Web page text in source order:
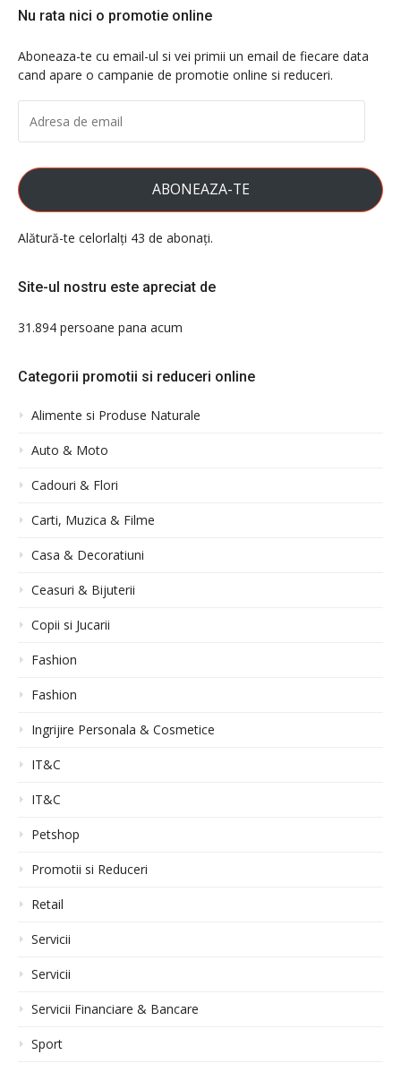
Nu rata nici o promotie online
Aboneaza-te cu email-ul si vei primii un email de fiecare data
cand apare o campanie de promotie online si reduceri.
DE
EMAIL
ABONEAZA-TE
Alătură-te celorlalți 43 de abonați.
Site-ul nostru este apreciat de
31.894 persoane pana acum
Categorii promotii si reduceri online
Alimente si Produse Naturale
Auto & Moto
Cadouri & Flori
Carti, Muzica & Filme
Casa & Decoratiuni
Ceasuri & Bijuterii
Copii si Jucarii
Fashion
Fashion
Ingrijire Personala & Cosmetice
IT&C
IT&C
Petshop
Promotii si Reduceri
Retail
Servicii
Servicii
Servicii Financiare & Bancare
Sport